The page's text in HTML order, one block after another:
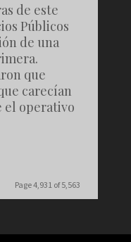
de este
Públicos
de una
que
carecían
el operativo
Page 4,931 of 5,563